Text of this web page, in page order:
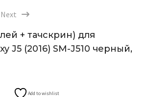
Next
+ тачскрин) для
J5 (2016) SM-J510 черный,
Add to wishlist